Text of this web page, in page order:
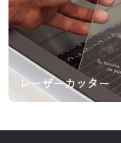
レーザーカッター